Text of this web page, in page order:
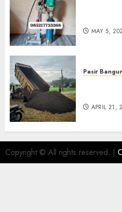
MAY 5,
Pasir
APRIL 21,
Copyright © All rights reserved. |